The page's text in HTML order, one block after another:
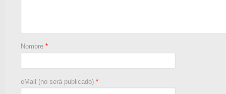
Nombre *
eMail (no será publicado) *